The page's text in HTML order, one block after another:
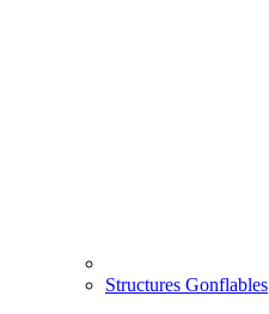
Structures Gonflables